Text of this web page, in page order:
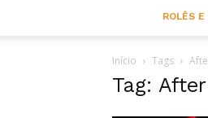
ROLÊS
Início Tags
Tag: